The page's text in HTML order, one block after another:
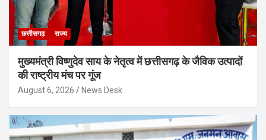
छत्तीसगढ़ राज्य
मुख्यमंत्री विष्णुदेव साय के नेतृत्व में छत्तीसगढ़ के जैविक उत्पादों
की राष्ट्रीय मंच पर गूंज
August 6, 2026 News Desk